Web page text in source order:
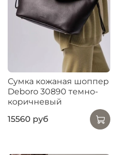
Сумка кожаная шоппер
Deboro 30890 темно-
коричневый
15560 руб